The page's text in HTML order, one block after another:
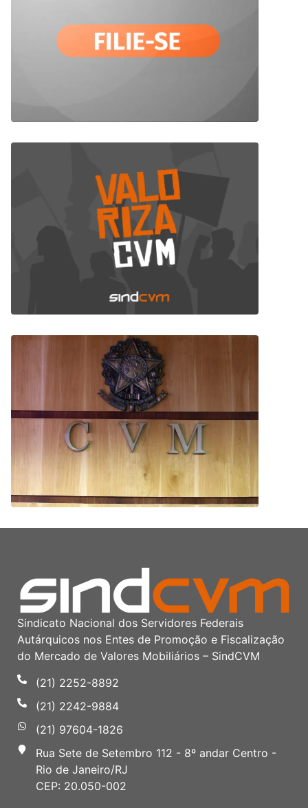
Sindicato Nacional dos Servidores Federais
Autárquicos nos Entes de Promoção e Fiscalização
do Mercado de Valores Mobiliários – SindCVM
(21) 2252-8892
(21) 2242-9884
(21) 97604-1826
Rua Sete de Setembro 112 - 8º andar Centro -
Rio de Janeiro/RJ
CEP: 20.050-002